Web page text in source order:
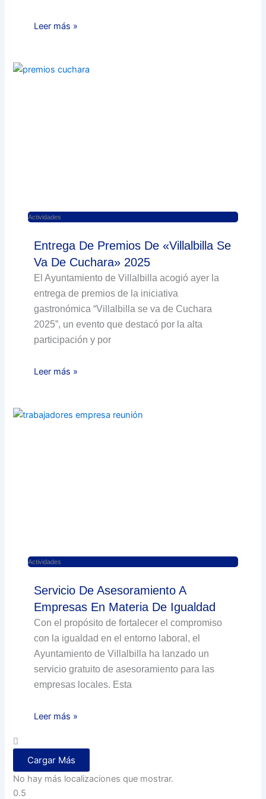
Leer más »
Actividades
Entrega De Premios De «Villalbilla Se
Va De Cuchara» 2025
El Ayuntamiento de Villalbilla acogió ayer la
entrega de premios de la iniciativa
gastronómica “Villalbilla se va de Cuchara
2025”, un evento que destacó por la alta
participación y por
Leer más »
Actividades
Servicio De Asesoramiento A
Empresas En Materia De Igualdad
Con el propósito de fortalecer el compromiso
con la igualdad en el entorno laboral, el
Ayuntamiento de Villalbilla ha lanzado un
servicio gratuito de asesoramiento para las
empresas locales. Esta
Leer más »
Cargar Más
No hay más localizaciones que mostrar.